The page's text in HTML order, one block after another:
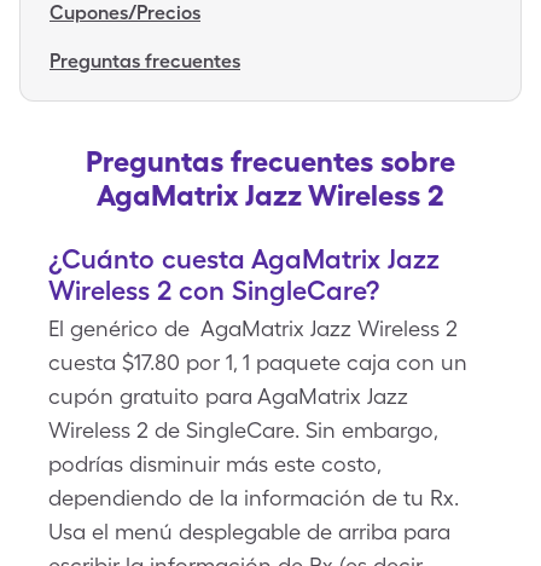
Cupones/Precios
Preguntas frecuentes
Preguntas frecuentes sobre
AgaMatrix Jazz Wireless 2
¿Cuánto cuesta AgaMatrix Jazz
Wireless 2 con SingleCare?
El genérico de AgaMatrix Jazz Wireless 2
cuesta $17.80 por 1, 1 paquete caja con un
cupón gratuito para AgaMatrix Jazz
Wireless 2 de SingleCare. Sin embargo,
podrías disminuir más este costo,
dependiendo de la información de tu Rx.
Usa el menú desplegable de arriba para